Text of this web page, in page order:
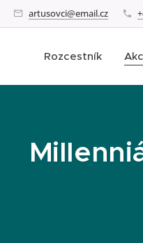
artusovci@email.cz
Rozcestník